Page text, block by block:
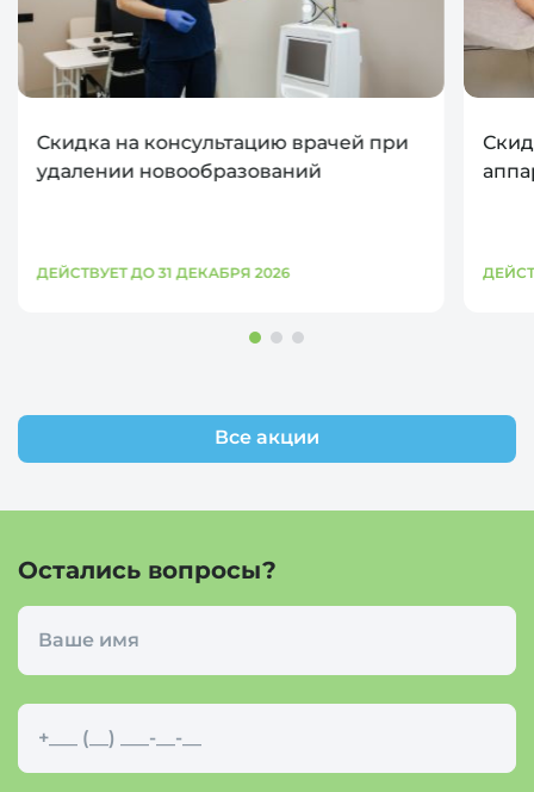
Все акции
Скидка на консультацию врачей при
удалении новообразований
ДЕЙСТВУЕТ ДО 31 ДЕКАБРЯ 2026
Остались вопросы?